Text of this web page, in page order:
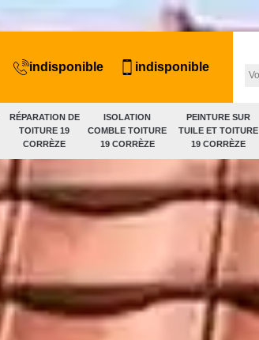
RÉPARATION DE
TOITURE 19
CORRÈZE
ISOLATION
COMBLE TOITURE
19 CORRÈZE
PEINTURE SUR
TUILE ET TOITURE
19 CORRÈZE
indisponible indisponible